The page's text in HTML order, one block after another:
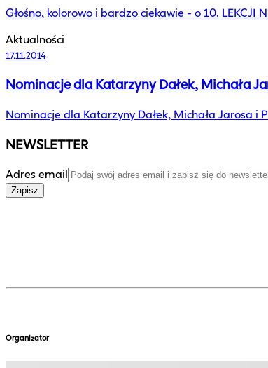
Głośno, kolorowo i bardzo ciekawie - o 10. LEKCJI
Aktualności
17.11.2014
Nominacje dla Katarzyny Dałek, Michała
Nominacje dla Katarzyny Dałek, Michała Jarosa i
NEWSLETTER
Adres email
Zapisz
Organizator